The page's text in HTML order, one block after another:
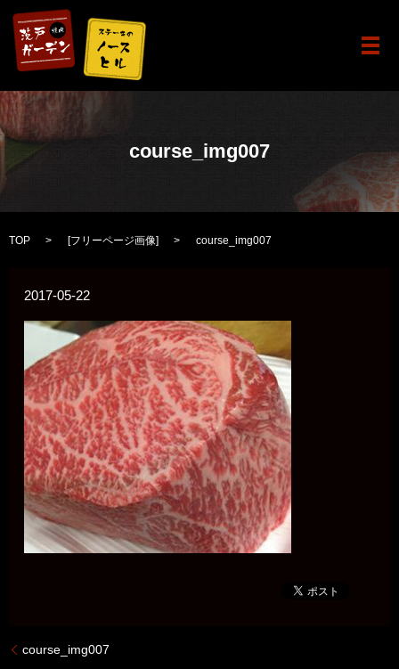
メ
course_img007
TOP [フリーページ画像] course_img007
2017-05-22
course_img007